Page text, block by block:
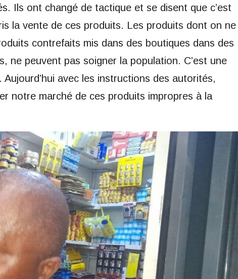
Ils ont changé de tactique et se disent que c’est
la vente de ces produits. Les produits dont on ne
contrefaits mis dans des boutiques dans des
ne peuvent pas soigner la population. C’est une
avec les instructions des autorités,
notre marché de ces produits impropres à la